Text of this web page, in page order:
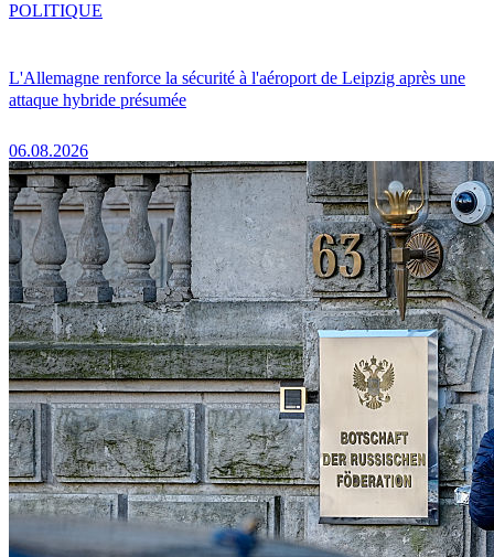
L'Allemagne renforce la sécurité à l'aéroport de Leipzig après une
attaque hybride présumée
06.08.2026
POLITIQUE